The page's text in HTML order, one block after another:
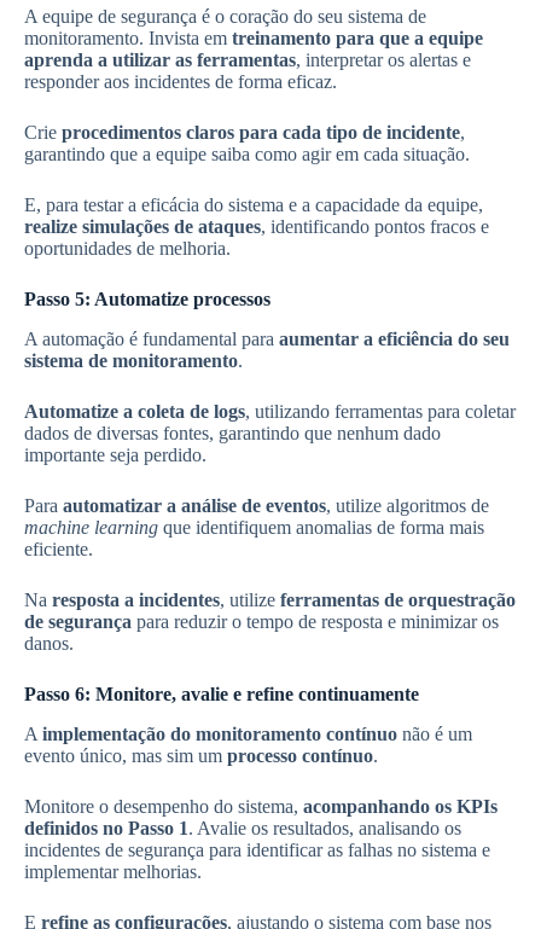
A equipe de segurança é o coração do seu sistema de
monitoramento. Invista em treinamento para que a equipe
aprenda a utilizar as ferramentas, interpretar os alertas e
responder aos incidentes de forma eficaz.
Crie procedimentos claros para cada tipo de incidente,
garantindo que a equipe saiba como agir em cada situação.
E, para testar a eficácia do sistema e a capacidade da equipe,
realize simulações de ataques, identificando pontos fracos e
oportunidades de melhoria.
Passo 5: Automatize processos
A automação é fundamental para aumentar a eficiência do seu
sistema de monitoramento.
Automatize a coleta de logs, utilizando ferramentas para coletar
dados de diversas fontes, garantindo que nenhum dado
importante seja perdido.
Para automatizar a análise de eventos, utilize algoritmos de
machine learning que identifiquem anomalias de forma mais
eficiente.
Na resposta a incidentes, utilize ferramentas de orquestração
de segurança para reduzir o tempo de resposta e minimizar os
danos.
Passo 6: Monitore, avalie e refine continuamente
A implementação do monitoramento contínuo não é um
evento único, mas sim um processo contínuo.
Monitore o desempenho do sistema, acompanhando os KPIs
definidos no Passo 1. Avalie os resultados, analisando os
incidentes de segurança para identificar as falhas no sistema e
implementar melhorias.
E refine as configurações, ajustando o sistema com base nos